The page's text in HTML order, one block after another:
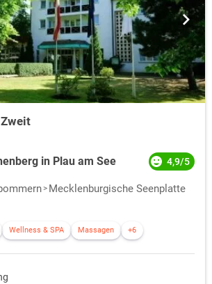
in Plau am See 4,9/5
Mecklenburgische Seenplatte
Wellness & SPA Massagen +6